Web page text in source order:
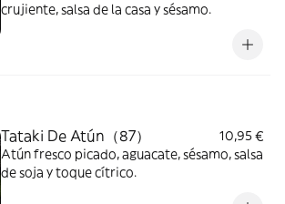
crujiente, salsa de la casa y sésamo.
Tataki De Atún（87）
10,95 €
Atún fresco picado, aguacate, sésamo, salsa
de soja y toque cítrico.